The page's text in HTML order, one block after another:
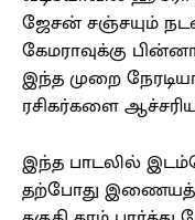
ஜேசன் சஞ்சயும்
கேமராவுக்கு
இந்த முறை
ரசிகர்களை
இந்த பாடலில்
தற்போது